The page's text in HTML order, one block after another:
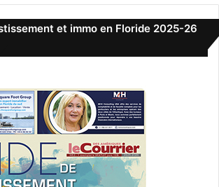
et immo en Floride 2025-26